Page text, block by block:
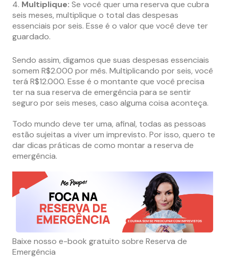
Multiplique: Se você quer uma reserva que cubra
seis meses, multiplique o total das despesas
essenciais por seis. Esse é o valor que você deve ter
guardado.
Sendo assim, digamos que suas despesas essenciais
somem R$2.000 por mês. Multiplicando por seis, você
terá R$12.000. Esse é o montante que você precisa
ter na sua reserva de emergência para se sentir
seguro por seis meses, caso alguma coisa aconteça.
Todo mundo deve ter uma, afinal, todas as pessoas
estão sujeitas a viver um imprevisto. Por isso, quero te
dar dicas práticas de como montar a reserva de
emergência.
Baixe nosso e-book gratuito sobre Reserva de
Emergência